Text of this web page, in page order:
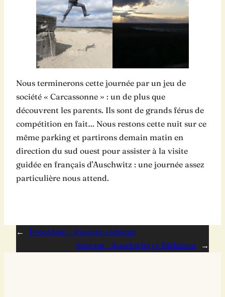
Nous terminerons cette journée par un jeu de
société « Carcassonne » : un de plus que
découvrent les parents. Ils sont de grands férus de
compétition en fait… Nous restons cette nuit sur ce
même parking et partirons demain matin en
direction du sud ouest pour assister à la visite
guidée en français d’Auschwitz : une journée assez
particulière nous attend.
← Précédent : Journée vidange
Suivant : Auschwitz et Birkenau →